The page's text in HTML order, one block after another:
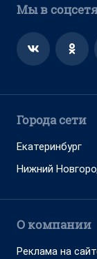
Мы в
Города сети
Екатеринбург
Нижний
О компании
Реклама на